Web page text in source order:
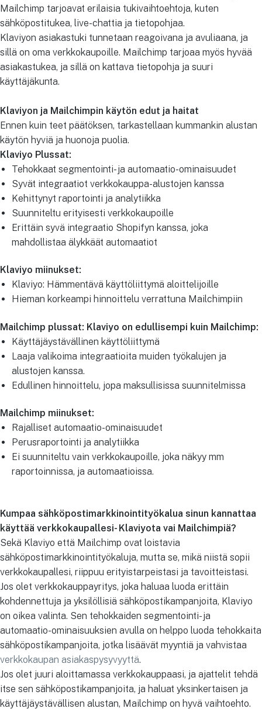
Mailchimp tarjoavat erilaisia tukivaihtoehtoja, kuten
sähköpostitukea, live-chattia ja tietopohjaa.
Klaviyon asiakastuki tunnetaan reagoivana ja avuliaana, ja
sillä on oma verkkokaupoille. Mailchimp tarjoaa myös hyvää
asiakastukea, ja sillä on kattava tietopohja ja suuri
käyttäjäkunta.
Klaviyon ja Mailchimpin käytön edut ja haitat
Ennen kuin teet päätöksen, tarkastellaan kummankin alustan
käytön hyviä ja huonoja puolia.
Klaviyo Plussat:
Tehokkaat segmentointi- ja automaatio-ominaisuudet
Syvät integraatiot verkkokauppa-alustojen kanssa
Kehittynyt raportointi ja analytiikka
Suunniteltu erityisesti verkkokaupoille
Erittäin syvä integraatio Shopifyn kanssa, joka
mahdollistaa älykkäät automaatiot
Klaviyo miinukset:
Klaviyo: Hämmentävä käyttöliittymä aloittelijoille
Hieman korkeampi hinnoittelu verrattuna Mailchimpiin
Mailchimp plussat: Klaviyo on edullisempi kuin Mailchimp:
Käyttäjäystävällinen käyttöliittymä
Laaja valikoima integraatioita muiden työkalujen ja
alustojen kanssa.
Edullinen hinnoittelu, jopa maksullisissa suunnitelmissa
Mailchimp miinukset:
Rajalliset automaatio-ominaisuudet
Perusraportointi ja analytiikka
Ei suunniteltu vain verkkokaupoille, joka näkyy mm
raportoinnissa, ja automaatioissa.
Kumpaa sähköpostimarkkinointityökalua sinun kannattaa
käyttää verkkokaupallesi- Klaviyota vai Mailchimpiä?
Sekä Klaviyo että Mailchimp ovat loistavia
sähköpostimarkkinointityökaluja, mutta se, mikä niistä sopii
verkkokaupallesi, riippuu erityistarpeistasi ja tavoitteistasi.
Jos olet verkkokauppayritys, joka haluaa luoda erittäin
kohdennettuja ja yksilöllisiä sähköpostikampanjoita, Klaviyo
on oikea valinta. Sen tehokkaiden segmentointi- ja
automaatio-ominaisuuksien avulla on helppo luoda tehokkaita
sähköpostikampanjoita, jotka lisäävät myyntiä ja vahvistaa
verkkokaupan asiakaspysyvyyttä.
Jos olet juuri aloittamassa verkkokauppaasi, ja ajattelit tehdä
itse sen sähköpostikampanjoita, ja haluat yksinkertaisen ja
käyttäjäystävällisen alustan, Mailchimp on hyvä vaihtoehto.